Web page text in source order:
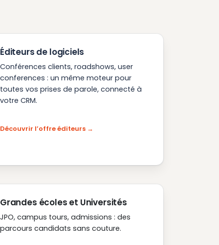
Éditeurs de logiciels
Conférences clients, roadshows, user
conferences : un même moteur pour
toutes vos prises de parole, connecté à
votre CRM.
Découvrir l’offre éditeurs
Grandes écoles et Universités
JPO, campus tours, admissions : des
parcours candidats sans couture.